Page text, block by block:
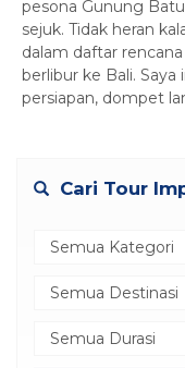
pesona Gunung
sejuk. Tidak heran
dalam daftar
berlibur ke Bali.
persiapan, dompet
Cari Tour